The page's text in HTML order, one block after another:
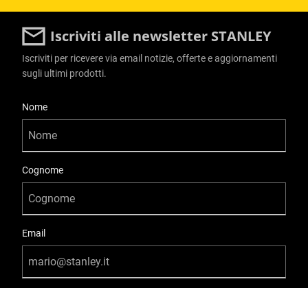
Iscriviti alle newsletter STANLEY
Iscriviti per ricevere via email notizie, offerte e aggiornamenti
sugli ultimi prodotti.
Nome
Cognome
Email